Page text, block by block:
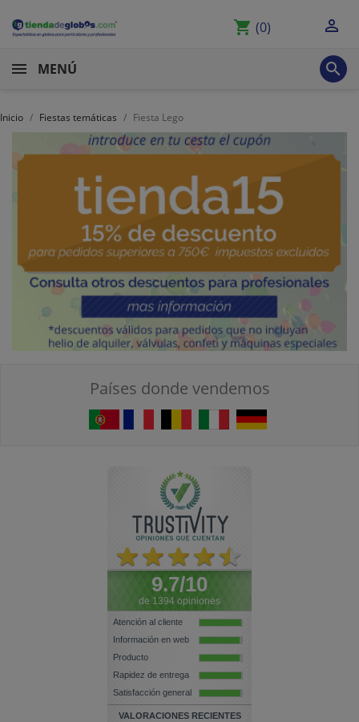
shopping_cart (0) 
MENÚ 
Inicio Fiestas temáticas Fiesta Lego
Países donde vendemos
9.7/10
de 1394 opiniones
Atención al cliente
Información en web
Producto
Rapidez de entrega
Satisfacción general
VALORACIONES RECIENTES